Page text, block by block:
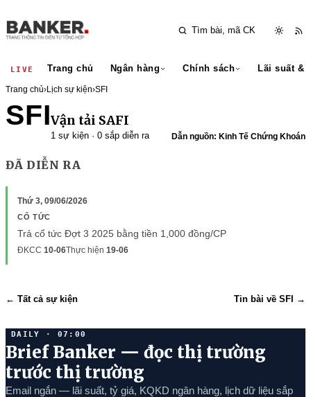
LIVE Trang chủ Ngân hàng Chính sách Lãi suất &
Trang chủ›Lịch sự kiện›SFI
SFIVận tải SAFI
1 sự kiện · 0 sắp diễn ra Dẫn nguồn: Kinh Tế Chứng Khoán
ĐÃ DIỄN RA
Thứ 3, 09/06/2026
CỔ TỨC
Trả cổ tức Đợt 3 2025 bằng tiền 1,000 đồng/CP
ĐKCC 10-06Thực hiện 19-06
← Tất cả sự kiện Tin bài về SFI →
DAILY · 07:00
Brief Banker — đọc thị trường
trước thị trường
Email ngắn — lãi suất, tỷ giá, KQKD ngân hàng, lịch dữ liệu sắp